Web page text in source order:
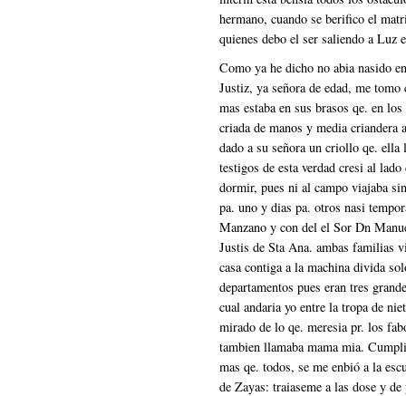
hermano, cuando se berifico el
quienes debo el ser saliendo a Luz
Como ya he dicho no abia nasido
Justiz, ya señora de edad, me
mas estaba en sus brasos qe. en
criada de manos y media criandera
dado a su señora un criollo qe.
testigos de esta verdad cresi al
dormir, pues ni al campo viajaba
pa. uno y dias pa. otros nasi
Manzano y con del el Sor Dn
Justis de Sta Ana. ambas familias
casa contiga a la machina divida
departamentos pues eran tres
cual andaria yo entre la tropa de
mirado de lo qe. meresia pr. los
tambien llamaba mama mia.
mas qe. todos, se me enbió a la
de Zayas: traiaseme a las dose y